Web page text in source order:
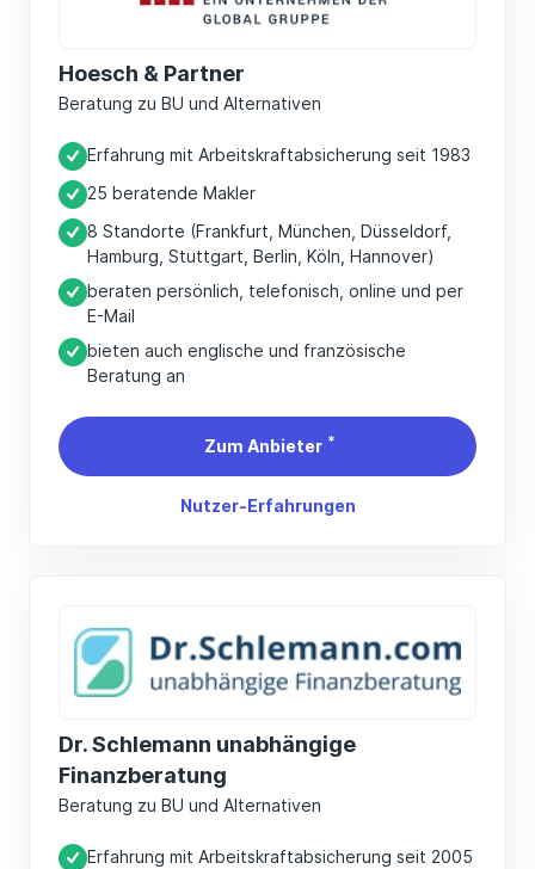
Hoesch & Partner
Beratung zu BU und Alternativen
Erfahrung mit Arbeitskraftabsicherung seit 1983
25 beratende Makler
8 Standorte (Frankfurt, München, Düsseldorf,
Hamburg, Stuttgart, Berlin, Köln, Hannover)
beraten persönlich, telefonisch, online und per
E-Mail
bieten auch englische und französische
Beratung an
Zum Anbieter *
Nutzer-Erfahrungen
Dr. Schlemann unabhängige
Finanzberatung
Beratung zu BU und Alternativen
Erfahrung mit Arbeitskraftabsicherung seit 2005